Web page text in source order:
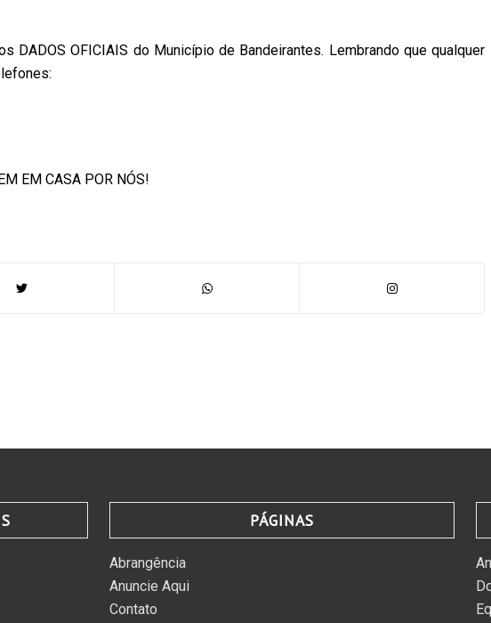
DADOS OFICIAIS do Município de Bandeirantes. Lembrando que qualquer
EM CASA POR NÓS!
PÁGINAS
Abrangência
Anuncie Aqui
Contato